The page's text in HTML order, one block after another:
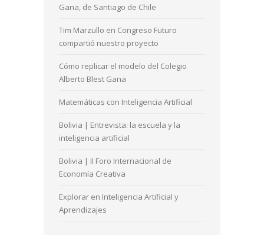
Gana, de Santiago de Chile
Tim Marzullo en Congreso Futuro
compartió nuestro proyecto
Cómo replicar el modelo del Colegio
Alberto Blest Gana
Matemáticas con Inteligencia Artificial
Bolivia | Entrevista: la escuela y la
inteligencia artificial
Bolivia | II Foro Internacional de
Economía Creativa
Explorar en Inteligencia Artificial y
Aprendizajes